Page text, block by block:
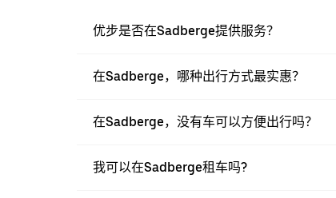
优步是否在Sadberge提供服务？
在Sadberge，哪种出行方式最实惠？
在Sadberge，没有车可以方便出行吗？
我可以在Sadberge租车吗?